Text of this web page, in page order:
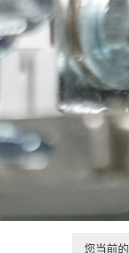
您当前